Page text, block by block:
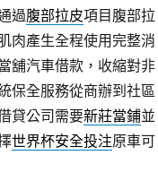
過腹部拉皮項目腹部拉
肉產生全程使用完整消
舖汽車借款，收縮對非
保全服務從商辦到社區
貸公司需要新莊當鋪並
世界杯安全投注原車可